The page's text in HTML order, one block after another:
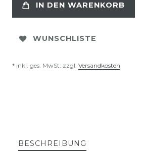
IN DEN WARENKORB
WUNSCHLISTE
* inkl. ges. MwSt. zzgl. Versandkosten
BESCHREIBUNG